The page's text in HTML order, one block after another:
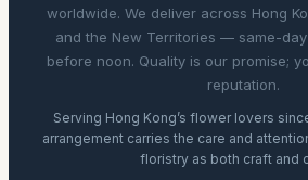
worldwide. We deliver across Hong
and the New Territories — same-
before noon. Quality is our promise;
reputation.
Serving Hong Kong’s flower lovers
arrangement carries the care and
floristry as both craft and